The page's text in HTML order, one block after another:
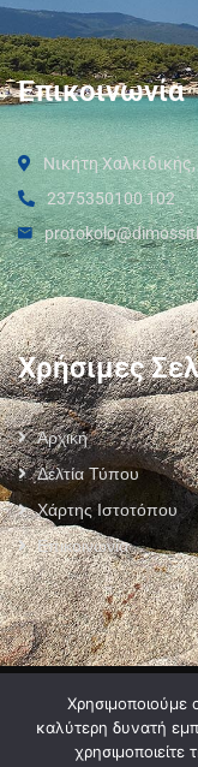
Επικοινωνία
Νικήτη
2375350100 102
Χρήσιμες
Αρχική
Δελτία Τύπου
Χάρτης Ιστοτόπου
Επικοινωνία
καλύτερη δυνατή